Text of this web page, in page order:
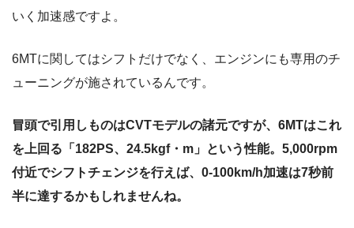
いく加速感ですよ。
6MTに関してはシフトだけでなく、エンジンにも専用のチ
ューニングが施されているんです。
冒頭で引用しものはCVTモデルの諸元ですが、6MTはこれ
を上回る「182PS、24.5kgf・m」という性能。5,000rpm
付近でシフトチェンジを行えば、0-100km/h加速は7秒前
半に達するかもしれませんね。